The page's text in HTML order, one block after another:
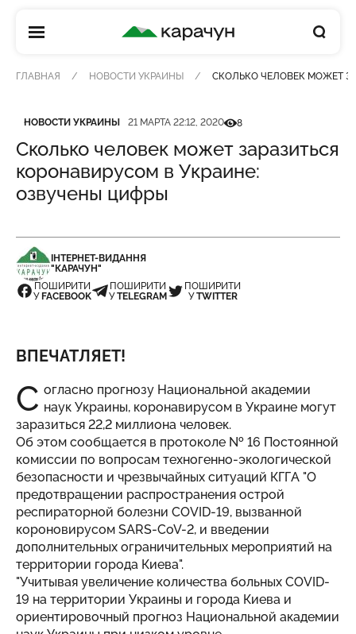
КАРАЧУН
ГЛАВНАЯ НОВОСТИ УКРАИНЫ СКОЛЬКО ЧЕЛОВЕК МОЖЕТ
Категория
НОВОСТИ УКРАИНЫ
Дата публикации 21 МАРТА 22:12, 2020Кількість переглядів
8
Сколько человек может заразиться
коронавирусом в Украине:
озвучены цифры
ІНТЕРНЕТ-ВИДАННЯ
"КАРАЧУН"
ПОШИРИТИ
У FACEBOOK
ПОШИРИТИ
УTELEGRAM
ПОШИРИТИ
УTWITTER
ВПЕЧАТЛЯЕТ!
С огласно прогнозу Национальной академии
наук Украины, коронавирусом в Украине могут
заразиться 22,2 миллиона человек.
Об этом сообщается в протоколе № 16 Постоянной
комиссии по вопросам техногенно-экологической
безопасности и чрезвычайных ситуаций КГГА "О
предотвращении распространения острой
респираторной болезни COVID-19, вызванной
короновирусом SARS-CoV-2, и введении
дополнительных ограничительных мероприятий на
территории города Киева".
"Учитывая увеличение количества больных COVID-
19 на территории Украины и города Киева и
ориентировочный прогноз Национальной академии